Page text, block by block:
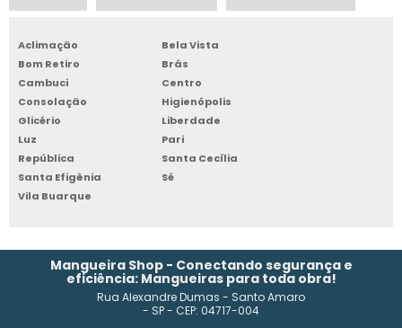
TUBO DE SILICONE FLEXÍVEL
ONDE COMPRAR TUBO FLEXÍVEL PARA IRRIGAÇÃO
PREÇO DO TUBO FLEXÍVEL PARA CONSTRUÇÃO
TUBO DE PLASTICO FLEXIVEL PREÇO
TUBO FLEXÍVEL PARA IRRIGAÇÃO
FABRICA DE TUBO FLEXÍVEL PEBD
Aclimação
Bela Vista
Bom Retiro
Brás
Cambuci
Centro
Consolação
Higienópolis
Glicério
Liberdade
Luz
Pari
República
Santa Cecília
Santa Efigênia
Sé
Vila Buarque
Mangueira Shop - Conectando segurança e
eficiência: Mangueiras para toda obra!
Rua Alexandre Dumas - Santo Amaro
- SP - CEP: 04717-004